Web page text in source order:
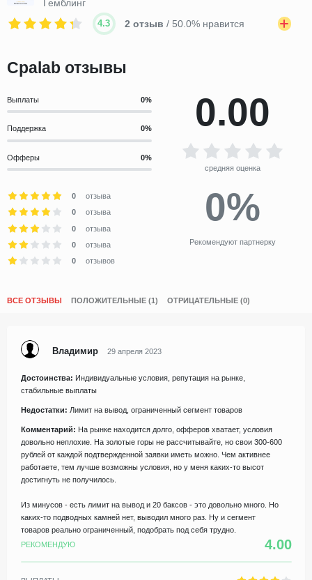
Гемблинг
4.3 2 отзыв / 50.0% нравится
Cpalab отзывы
Выплаты
Поддержка
Офферы
0.00
средняя оценка
0
отзыва
0
отзыва
0
отзыва
0
отзыва
0
отзывов
0%
Рекомендуют партнерку
ВСЕ ОТЗЫВЫ ПОЛОЖИТЕЛЬНЫЕ (1) ОТРИЦАТЕЛЬНЫЕ (0)
Владимир 29 апреля 2023
Достоинства: Индивидуальные условия, репутация на рынке,
стабильные выплаты
Недостатки: Лимит на вывод, ограниченный сегмент товаров
Комментарий: На рынке находится долго, офферов хватает, условия
довольно неплохие. На золотые горы не рассчитывайте, но свои 300-600
рублей от каждой подтвержденной заявки иметь можно. Чем активнее
работаете, тем лучше возможны условия, но у меня каких-то высот
достигнуть не получилось.
Из минусов - есть лимит на вывод и 20 баксов - это довольно много. Но
каких-то подводных камней нет, выводил много раз. Ну и сегмент
товаров реально ограниченный, подобрать под себя трудно.
РЕКОМЕНДУЮ
4.00